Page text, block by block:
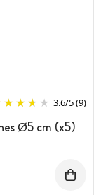
3.6/5(9)
Ø5 cm (x5)